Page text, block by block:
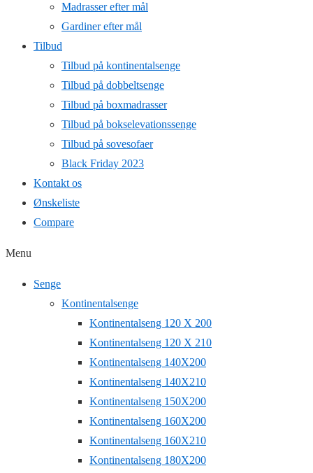
Madrasser efter mål
Gardiner efter mål
Tilbud
Tilbud på kontinentalsenge
Tilbud på dobbeltsenge
Tilbud på boxmadrasser
Tilbud på bokselevationssenge
Tilbud på sovesofaer
Black Friday 2023
Kontakt os
Ønskeliste
Compare
Menu
Senge
Kontinentalsenge
Kontinentalseng 120 X 200
Kontinentalseng 120 X 210
Kontinentalseng 140X200
Kontinentalseng 140X210
Kontinentalseng 150X200
Kontinentalseng 160X200
Kontinentalseng 160X210
Kontinentalseng 180X200